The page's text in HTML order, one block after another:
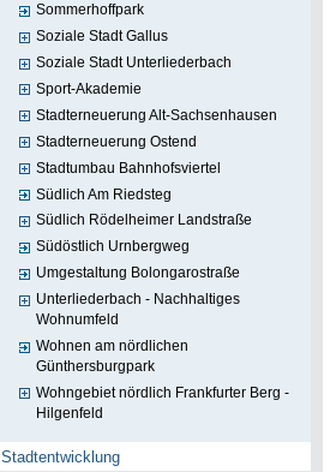
Sommerhoffpark
Soziale Stadt Gallus
Soziale Stadt Unterliederbach
Sport-Akademie
Stadterneuerung Alt-Sachsenhausen
Stadterneuerung Ostend
Stadtumbau Bahnhofsviertel
Südlich Am Riedsteg
Südlich Rödelheimer Landstraße
Südöstlich Urnbergweg
Umgestaltung Bolongarostraße
Unterliederbach - Nachhaltiges
Wohnumfeld
Wohnen am nördlichen
Günthersburgpark
Wohngebiet nördlich Frankfurter Berg -
Hilgenfeld
Stadtentwicklung